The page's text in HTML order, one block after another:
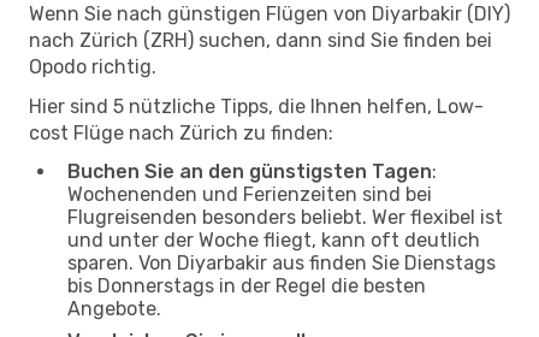
Wenn Sie nach günstigen Flügen von Diyarbakir (DIY)
nach Zürich (ZRH) suchen, dann sind Sie finden bei
Opodo richtig.
Hier sind 5 nützliche Tipps, die Ihnen helfen, Low-
cost Flüge nach Zürich zu finden:
Buchen Sie an den günstigsten Tagen:
Wochenenden und Ferienzeiten sind bei
Flugreisenden besonders beliebt. Wer flexibel ist
und unter der Woche fliegt, kann oft deutlich
sparen. Von Diyarbakir aus finden Sie Dienstags
bis Donnerstags in der Regel die besten
Angebote.